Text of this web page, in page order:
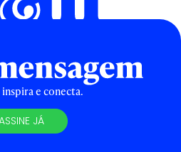
e conecta.
JÁ